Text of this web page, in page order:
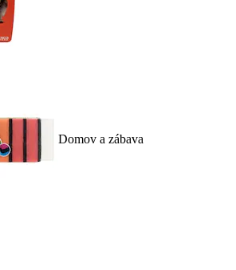
Domov a zábava